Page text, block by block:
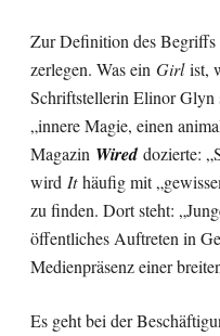
Zur Definition des Begriffs
zerlegen. Was ein Girlist,
Schriftstellerin Elinor Glyn
„innere Magie, einen
Magazin Wireddozierte:
wird Ithäufig mit
zu finden. Dort steht:
öffentliches Auftreten in
Medienpräsenz einer
Es geht bei der